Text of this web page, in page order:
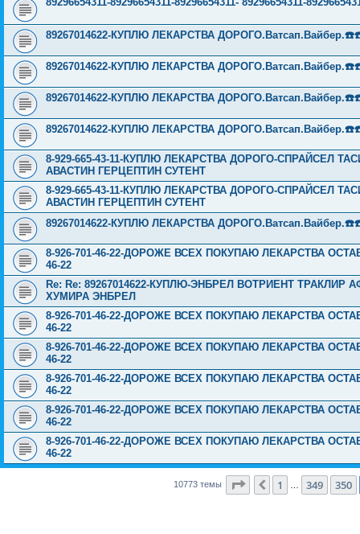
89267014622-КУПЛЮ ЛЕКАРСТВА
89267014622-КУПЛЮ ЛЕКАРСТВА
89267014622-КУПЛЮ ЛЕКАРСТВА
89267014622-КУПЛЮ ЛЕКАРСТВА
8-929-665-43-11-КУПЛЮ ЛЕКАРСТВА ДОРОГО-СПРАЙСЕЛ
АВАСТИН ГЕРЦЕПТИН СУТЕНТ
8-929-665-43-11-КУПЛЮ ЛЕКАРСТВА ДОРОГО-СПРАЙСЕЛ
АВАСТИН ГЕРЦЕПТИН СУТЕНТ
89267014622-КУПЛЮ ЛЕКАРСТВА
8-926-701-46-22-ДОРОЖЕ ВСЕХ ПОКУПАЮ ЛЕКАРСТВА
46-22
Re: Re: 89267014622-КУПЛЮ-ЭНБРЕЛ ВОТРИЕНТ
ХУМИРА ЭНБРЕЛ
8-926-701-46-22-ДОРОЖЕ ВСЕХ ПОКУПАЮ ЛЕКАРСТВА
46-22
8-926-701-46-22-ДОРОЖЕ ВСЕХ ПОКУПАЮ ЛЕКАРСТВА
46-22
8-926-701-46-22-ДОРОЖЕ ВСЕХ ПОКУПАЮ ЛЕКАРСТВА
46-22
8-926-701-46-22-ДОРОЖЕ ВСЕХ ПОКУПАЮ ЛЕКАРСТВА
46-22
8-926-701-46-22-ДОРОЖЕ ВСЕХ ПОКУПАЮ ЛЕКАРСТВА
46-22
10773 темы Страница 351из 431
Пред.
1 349 350